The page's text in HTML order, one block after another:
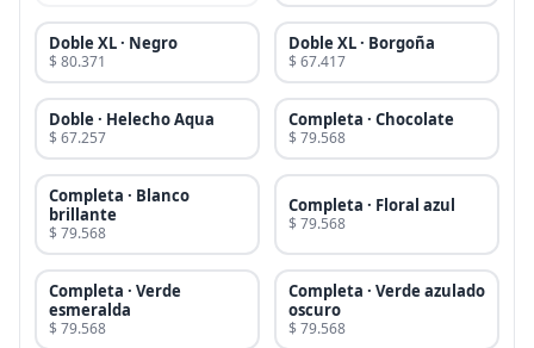
Doble XL · Negro
$ 80.371
Doble XL · Borgoña
$ 67.417
Doble · Helecho Aqua
$ 67.257
Completa · Chocolate
$ 79.568
Completa · Blanco
brillante
$ 79.568
Completa · Floral azul
$ 79.568
Completa · Verde
esmeralda
$ 79.568
Completa · Verde azulado
oscuro
$ 79.568